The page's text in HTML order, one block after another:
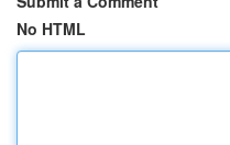
No HTML